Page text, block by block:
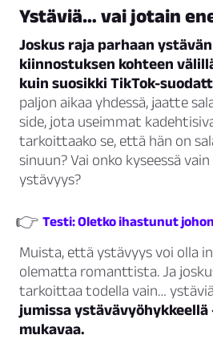
Ystäviä… vai jotain
Joskus raja parhaan
kiinnostuksen kohteen
kuin suosikki TikTok-
paljon aikaa yhdessä, jaatte
side, jota useimmat
tarkoittaako se, että hän on
sinuun? Vai onko kyseessä
ystävyys?
👉 Testi: Oletko ihastunut
Muista, että ystävyys voi olla
olematta romanttista. Ja
tarkoittaa todella vain…
jumissa ystävävyöhykkeellä
mukavaa.